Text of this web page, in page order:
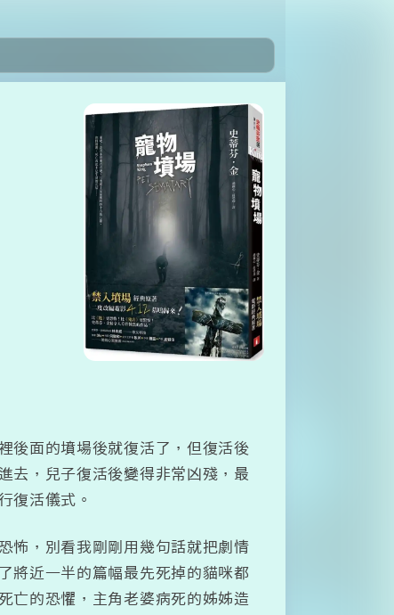
後面的墳場後就復活了，但復活後
去，兒子復活後變得非常凶殘，最
復活儀式。
怖，別看我剛剛用幾句話就把劇情
將近一半的篇幅最先死掉的貓咪都
亡的恐懼，主角老婆病死的姊姊造